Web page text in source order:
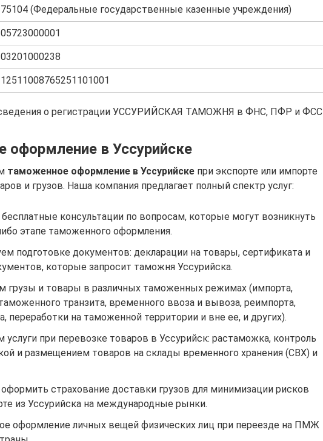
75104 (Федеральные государственные казенные учреждения)
05723000001
03201000238
12511008765251101001
о регистрации УССУРИЙСКАЯ ТАМОЖНЯ в ФНС, ПФР и ФСС
оформление в Уссурийске
таможенное оформление в Уссурийске при экспорте или импорте
и грузов. Наша компания предлагает полный спектр услуг:
консультации по вопросам, которые могут возникнуть
этапе таможенного оформления.
подготовке документов: декларации на товары, сертификата и
которые запросит таможня Уссурийска.
грузы и товары в различных таможенных режимах (импорта,
транзита, временного ввоза и вывоза, реимпорта,
переработки на таможенной территории и вне ее, и других).
услуги при перевозке товаров в Уссурийск: растаможка, контроль
и размещением товаров на склады временного хранения (СВХ) и
страхование доставки грузов для минимизации рисков
из Уссурийска на международные рынки.
оформление личных вещей физических лиц при переезде на ПМЖ